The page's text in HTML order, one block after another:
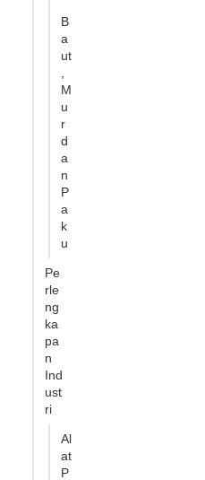
B
a
ut
M
u
r
d
a
n
P
a
k
u
Pe
rle
ng
ka
pa
n
Ind
ust
ri
Al
at
P